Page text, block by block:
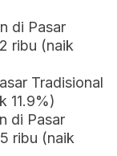
di Pasar
ribu (naik
Tradisional
11.9%)
di Pasar
ribu (naik